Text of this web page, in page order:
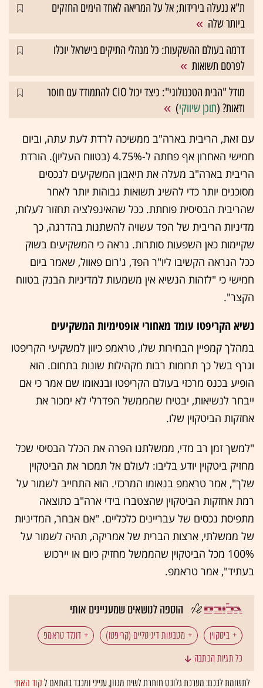
ת"א ננעלה בירידות; אל על המריאה לאחד הימים החזקים
ביותר שלה
דרמה בעולם ההשקעות: כל מנהלי התיקים בישראל יוכלו
לפרסם תשואות
מודל "הבית הטכנולוגי": כיצד יכול CIO להתמודד עם חוסר
ודאות? (תוכן שיווקי)
עם זאת, הריבית בארה"ב ממשיכה לרדת לעת עתה, וביום
חמישי האחרון אף פחתה ל-4.75% (בטווח העליון). הורדת
הריבית בארה"ב מעלה את תיאבון המשקיעים לנכסים
מסוכנים יותר כדי להשיג תשואות גבוהות יותר לאחר
שהריבית הבסיסית פוחתת. ככל שהאינפלציה תחזור לעלות,
מדיניות הריבית של הפד עשויה להשתנות בהדרגה, כך
שקיימות כאן השפעות סותרות. נראה כי המשקיעים בשוק
ככל הנראה הקשיבו ליו"ר הפד, ג'רום פאוול, שאמר ביום
חמישי כי "לזהות הנשיא אין משמעות למדיניות הבנק בטווח
הקצר".
נשיא הקריפטו עומד מאחורי אופטימיות המשקיעים
במהלך קמפיין הבחירות שלו, טראמפ כיוון למשקיעי הקריפטו
וגרף בשל כך תרומות רבות מקהילות שונות בתחום. הוא
הופיע בכנס מרכזי בעולם הקריפטו ובנאומו שם אמר כי אם
ייבחר לנשיאות, יבטיח שהממשל הפדרלי לא ימכור את
אחזקות הביטקוין שלו.
"למשך זמן רב מדי, ממשלתנו הפרה את הכלל הבסיסי שכל
מחזיק ביטקוין יודע בליבו: לעולם אל תמכור את הביטקוין
שלך", אמר טראמפ בנאומו המרכזי. הוא התחייב לשמור על
רמת אחזקות הביטקוין שהצטברו בידי ארה"ב כתוצאה
מתפיסת נכסים של עבריינים כלכליים. "אם אבחר, המדיניות
של ממשלתי, ארצות הברית של אמריקה, תהיה לשמור על
100% מכל הביטקוין שהממשל מחזיק כיום או יירכוש
בעתיד", אמר טראמפ.
הוספה לנושאים שמעניינים אותי
ביטקוין מטבעות דיגיטליים (קריפטו) דונלד טראמפ
בחירות בארה"ב
כל תגיות הכתבה
לתשומת לבכם: מערכת גלובס חותרת לשיח מגוון, ענייני ומכבד בהתאם לקוד האתי